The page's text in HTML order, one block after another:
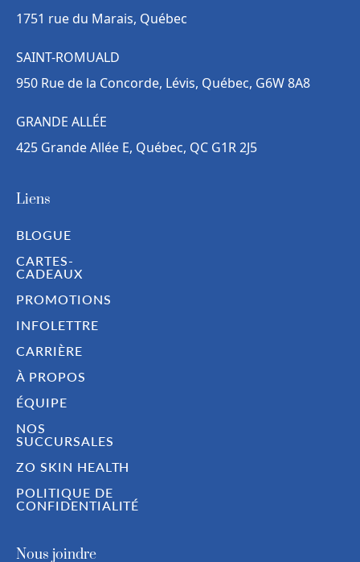
1751 rue du Marais, Québec
SAINT-ROMUALD
950 Rue de la Concorde, Lévis, Québec, G6W 8A8
GRANDE ALLÉE
425 Grande Allée E, Québec, QC G1R 2J5
Liens
BLOGUE
CARTES-
CADEAUX
PROMOTIONS
INFOLETTRE
CARRIÈRE
À PROPOS
ÉQUIPE
NOS
SUCCURSALES
ZO SKIN HEALTH
POLITIQUE DE
CONFIDENTIALITÉ
Nous joindre